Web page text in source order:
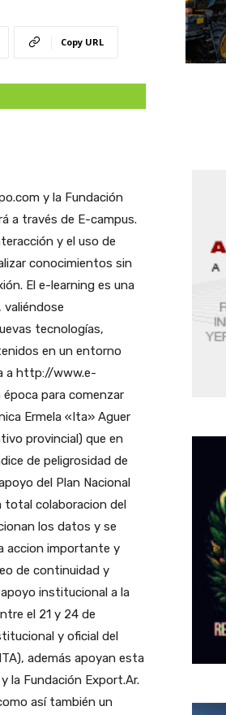
Copy URL
y la Fundación
a través de E-campus.
y el uso de
conocimientos sin
El e-learning es una
valiéndose
tecnologías,
en un entorno
a http://www.e-
para comenzar
Ermela «Ita» Aguer
provincial) que en
de peligrosidad de
del Plan Nacional
total colaboracion del
los datos y se
accion importante y
de continuidad y
institucional a la
el 21 y 24 de
y oficial del
además apoyan esta
la Fundación Export.Ar.
así también un